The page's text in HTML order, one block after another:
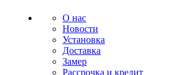
О нас
Новости
Установка
Доставка
Замер
Рассрочка и кредит